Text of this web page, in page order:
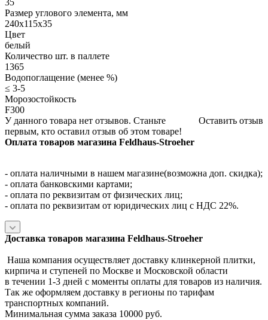
35
Размер углового элемента, мм
240x115x35
Цвет
белый
Количество шт. в паллете
1365
Водопоглащение (менее %)
≤ 3-5
Морозостойкость
F300
Оставить отзыв
У данного товара нет отзывов. Станьте
первым, кто оставил отзыв об этом товаре!
Оплата товаров магазина Feldhaus-Stroeher
- оплата наличными в нашем магазине(возможна доп. скидка);
- оплата банковскими картами;
- оплата по реквизитам от физических лиц;
- оплата по реквизитам от юридических лиц с НДС 22%.
Доставка товаров магазина Feldhaus-Stroeher
Наша компания осуществляет доставку клинкерной плитки,
кирпича и ступеней по Москве и Московской области
в течении 1-3 дней с моменты оплаты для товаров из наличия.
Так же оформляем доставку в регионы по тарифам
транспортных компаний.
Минимальная сумма заказа 10000 руб.